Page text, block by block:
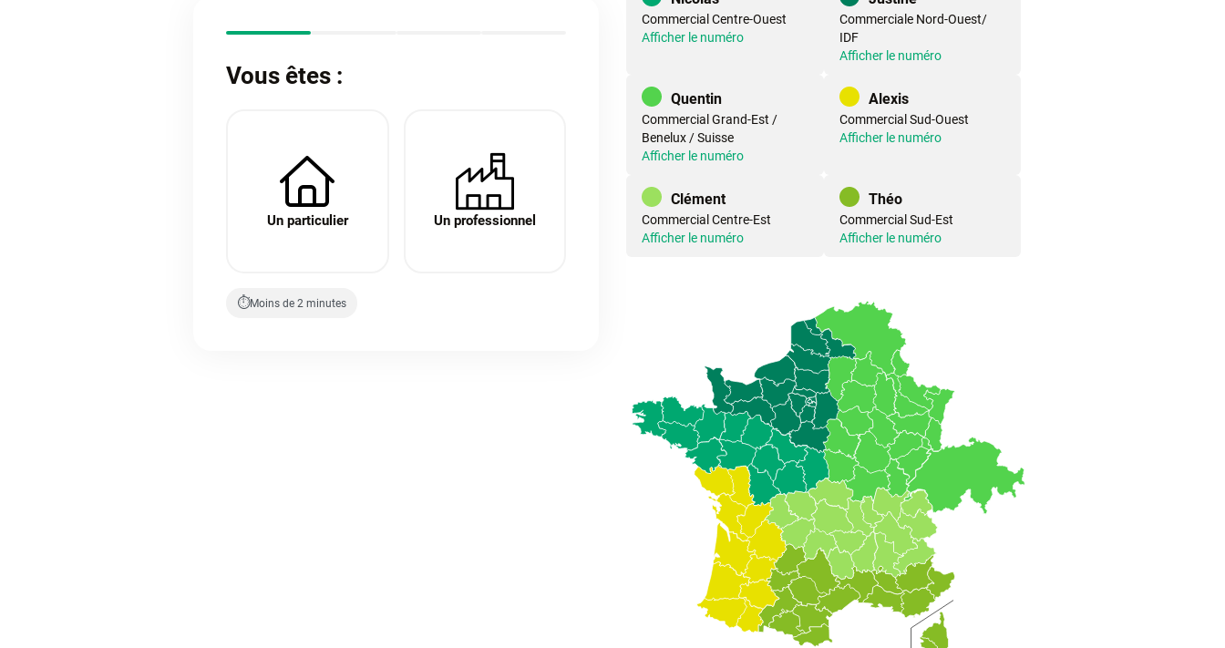
Vous êtes :
Un particulier Un professionnel
⏱Moins de 2 minutes
Commercial Centre-Ouest
Afficher le numéro
Commerciale Nord-Ouest/
IDF
Afficher le numéro
Quentin
Commercial Grand-Est /
Benelux / Suisse
Afficher le numéro
Alexis
Commercial Sud-Ouest
Afficher le numéro
Clément
Commercial Centre-Est
Afficher le numéro
Théo
Commercial Sud-Est
Afficher le numéro